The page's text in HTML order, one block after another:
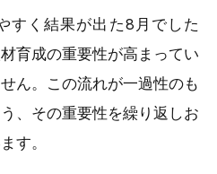
すく結果が出た8月でした
育成の重要性が高まってい
ん。この流れが一過性のも
、その重要性を繰り返しお
す。